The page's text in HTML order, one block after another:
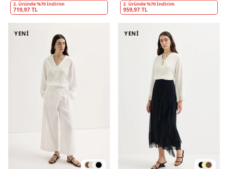
2. Üründe %70 İndirim
719,97 TL
2. Üründe %70 İndirim
959,97 TL
YENİ YENİ